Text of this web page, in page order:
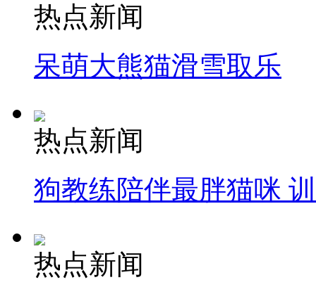
热点新闻
呆萌大熊猫滑雪取乐
热点新闻
狗教练陪伴最胖猫咪
热点新闻